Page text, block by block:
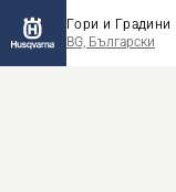
Гори и Градини
BG, Български